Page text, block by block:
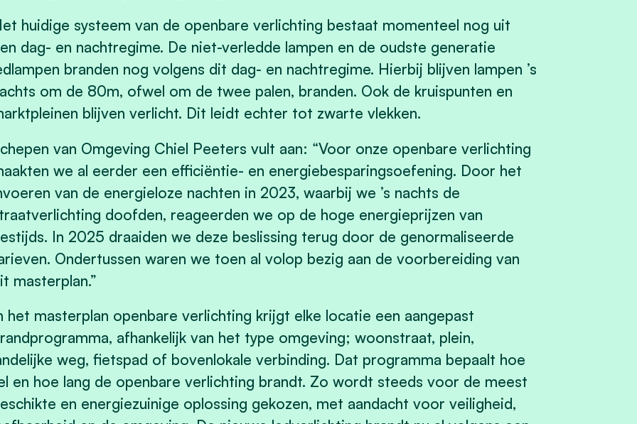
huidige systeem van de openbare verlichting bestaat momenteel nog uit
dag- en nachtregime. De niet-verledde lampen en de oudste generatie
branden nog volgens dit dag- en nachtregime. Hierbij blijven lampen ’s
om de 80m, ofwel om de twee palen, branden. Ook de kruispunten en
blijven verlicht. Dit leidt echter tot zwarte vlekken.
van Omgeving Chiel Peeters vult aan: “Voor onze openbare verlichting
we al eerder een efficiëntie- en energiebesparingsoefening. Door het
van de energieloze nachten in 2023, waarbij we ’s nachts de
doofden, reageerden we op de hoge energieprijzen van
In 2025 draaiden we deze beslissing terug door de genormaliseerde
Ondertussen waren we toen al volop bezig aan de voorbereiding van
masterplan.”
het masterplan openbare verlichting krijgt elke locatie een aangepast
afhankelijk van het type omgeving; woonstraat, plein,
weg, fietspad of bovenlokale verbinding. Dat programma bepaalt hoe
en hoe lang de openbare verlichting brandt. Zo wordt steeds voor de meest
en energiezuinige oplossing gekozen, met aandacht voor veiligheid,